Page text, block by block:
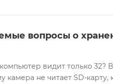
вопросы о
видит только 32?
камера не читает SD-